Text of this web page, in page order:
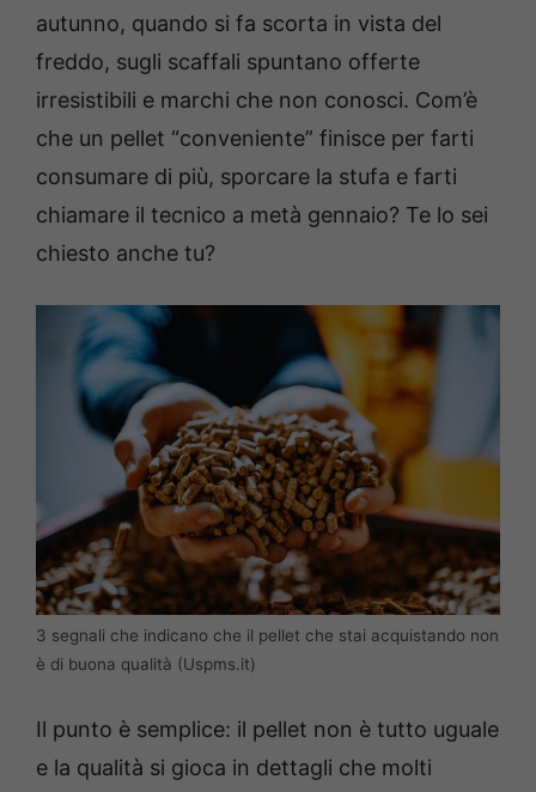
autunno, quando si fa scorta in vista del
freddo, sugli scaffali spuntano offerte
irresistibili e marchi che non conosci. Com’è
che un pellet “conveniente” finisce per farti
consumare di più, sporcare la stufa e farti
chiamare il tecnico a metà gennaio? Te lo sei
chiesto anche tu?
3 segnali che indicano che il pellet che stai acquistando non
è di buona qualità (Uspms.it)
Il punto è semplice: il pellet non è tutto uguale
e la qualità si gioca in dettagli che molti